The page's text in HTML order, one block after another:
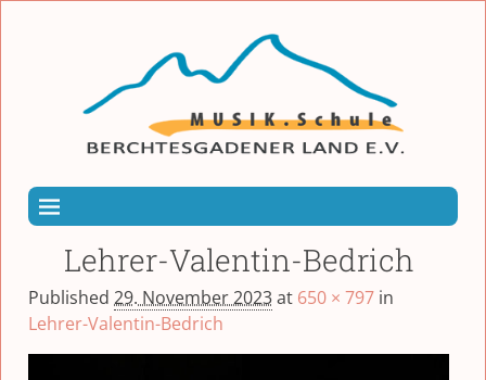
Lehrer-Valentin-Bedrich
Published 29. November 2023at 650 × 797 in
Lehrer-Valentin-Bedrich